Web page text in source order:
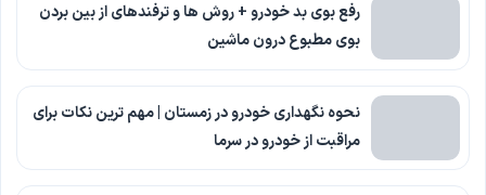
رفع بوی بد خودرو + روش ها و ترفندهای از بین بردن
بوی مطبوع درون ماشین
نحوه نگهداری خودرو در زمستان | مهم ترین نکات برای
مراقبت از خودرو در سرما